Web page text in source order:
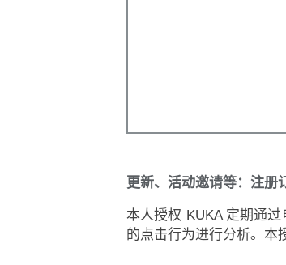
更新、活动邀请等：注册
本人授权 KUKA 定期通
的点击行为进行分析。本